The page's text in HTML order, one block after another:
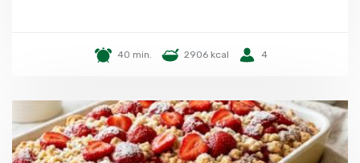
40 min. 2906 kcal 4